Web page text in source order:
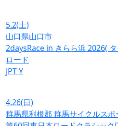
5.2(土)
山口県山口市
2daysRace in きらら浜 2026(
ロード
JPTY
4.26(日)
群馬県利根郡 群馬サイクルス